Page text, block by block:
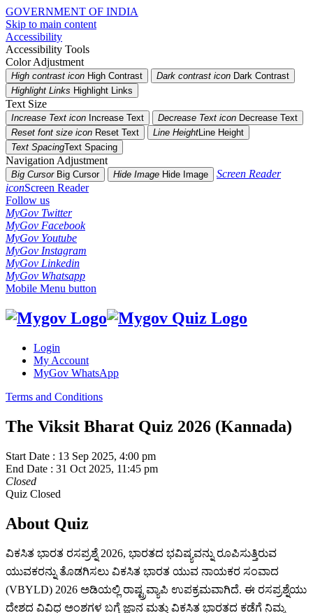
GOVERNMENT OF INDIA
Skip to main content
Accessibility
Accessibility Tools
Color Adjustment
High contrast icon High Contrast Dark contrast icon Dark Contrast
Highlight Links Highlight Links
Text Size
Increase Text icon Increase Text Decrease Text icon Decrease Text
Reset font size icon Reset Text Line HeightLine Height
Text SpacingText Spacing
Navigation Adjustment
Big CursorBig Cursor Hide Image Hide Image
Screen Reader
iconScreen Reader
Follow us
MyGov Twitter
MyGov Facebook
MyGov Youtube
MyGov Instagram
MyGov Linkedin
MyGov Whatsapp
Mobile Menu button
Login
My Account
MyGov WhatsApp
Terms and Conditions
The Viksit Bharat Quiz 2026 (Kannada)
Start Date : 13 Sep 2025, 4:00 pm
End Date : 31 Oct 2025, 11:45 pm
Closed
Quiz Closed
About Quiz
ವಿಕಸಿತ ಭಾರತ ರಸಪ್ರಶ್ನೆ 2026, ಭಾರತದ ಭವಿಷ್ಯವನ್ನು ರೂಪಿಸುತ್ತಿರುವ
ಯುವಕರನ್ನು ತೊಡಗಿಸಲು ವಿಕಸಿತ ಭಾರತ ಯುವ ನಾಯಕರ ಸಂವಾದ
(VBYLD) 2026 ಅಡಿಯಲ್ಲಿ ರಾಷ್ಟ್ರವ್ಯಾಪಿ ಉಪಕ್ರಮವಾಗಿದೆ. ಈ ರಸಪ್ರಶ್ನೆಯು
ದೇಶದ ವಿವಿಧ ಅಂಶಗಳ ಬಗ್ಗೆ ಜ್ಞಾನ ಮತ್ತು ವಿಕಸಿತ ಭಾರತದ ಕಡೆಗೆ ನಿಮ್ಮ